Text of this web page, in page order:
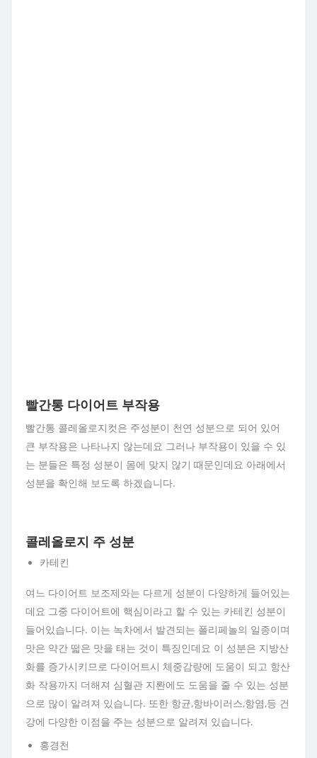
빨간통 다이어트 부작용
빨간통 콜레올로지컷은 주성분이 천연 성분으로 되어 있어
큰 부작용은 나타나지 않는데요 그러나 부작용이 있을 수 있
는 분들은 특정 성분이 몸에 맞지 않기 때문인데요 아래에서
성분을 확인해 보도록 하겠습니다.
콜레올로지 주 성분
카테킨
여느 다이어트 보조제와는 다르게 성분이 다양하게 들어있는
데요 그중 다이어트에 핵심이라고 할 수 있는 카테킨 성분이
들어있습니다. 이는 녹차에서 발견되는 폴리페놀의 일종이며
맛은 약간 떫은 맛을 태는 것이 특징인데요 이 성분은 지방산
화를 증가시키므로 다이어트시 체중감량에 도움이 되고 항산
화 작용까지 더해져 심혈관 지롼에도 도움을 줄 수 있는 성분
으로 많이 알려져 있습니다. 또한 항균,항바이러스,항염,등 건
강에 다양한 이점을 주는 성분으로 알려져 있습니다.
홍경천